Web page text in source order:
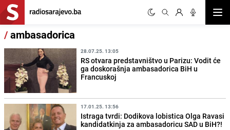
/ambasadorica
28.07.25. 13:05
RS otvara predstavništvo u Parizu: Vodit će
ga doskorašnja ambasadorica BiH u
Francuskoj
17.01.25. 13:56
Istraga tvrdi: Dodikova lobistica Olga Ravasi
kandidatkinja za ambasadoricu SAD u BiH?!